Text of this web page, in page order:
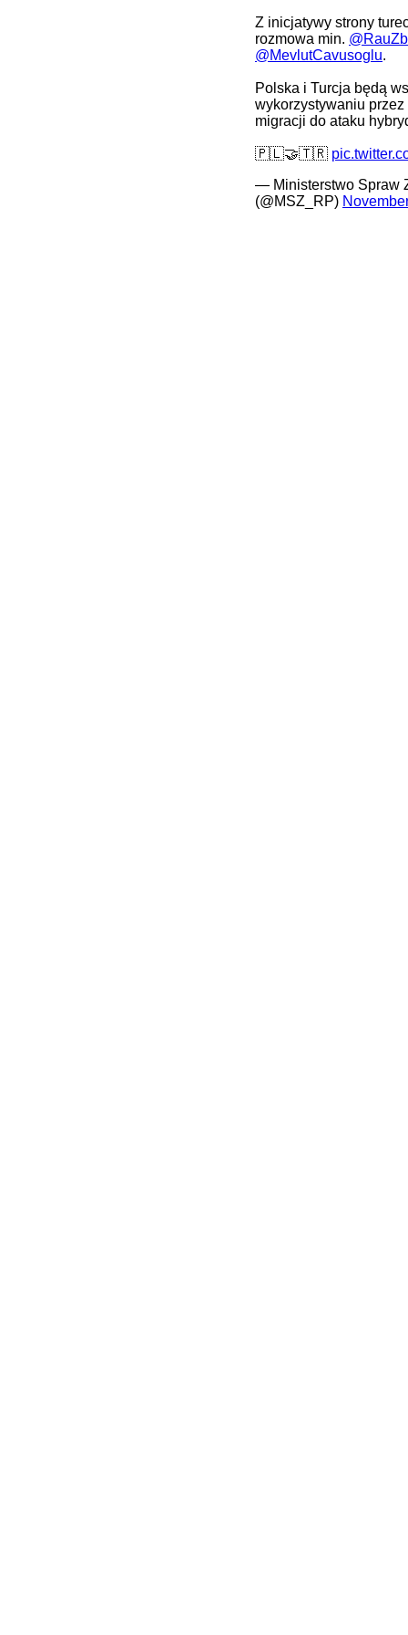
Z inicjatywy strony
rozmowa min.
@MevlutCavusoglu.
Polska i Turcja będą
wykorzystywaniu
migracji do ataku
🇵🇱🤝🇹🇷
— Ministerstwo
(@MSZ_RP)